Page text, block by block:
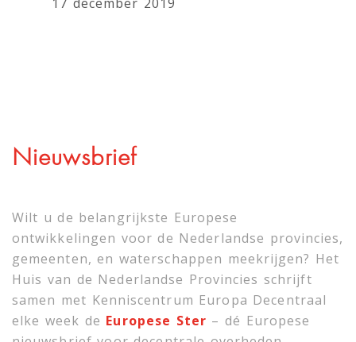
Nieuwsbrief
Wilt u de belangrijkste Europese
ontwikkelingen voor de Nederlandse provincies,
gemeenten, en waterschappen meekrijgen? Het
Huis van de Nederlandse Provincies schrijft
samen met Kenniscentrum Europa Decentraal
elke week de Europese Ster – dé Europese